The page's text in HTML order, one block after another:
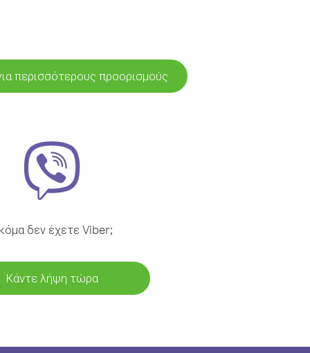
περισσότερους προορισμούς
δεν έχετε Viber;
Κάντε λήψη τώρα